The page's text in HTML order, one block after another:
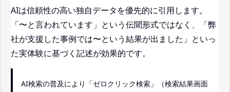
AIは信頼性の高い独自データを優先的に引用します。
「〜と言われています」という伝聞形式ではなく、「弊
社が支援した事例では〜という結果が出ました」といっ
た実体験に基づく記述が効果的です。
AI検索の普及により「ゼロクリック検索」（検索結果画面